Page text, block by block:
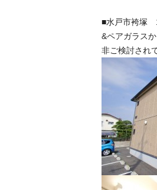
■水戸市袴塚
&ペアガラス
非ご検討され